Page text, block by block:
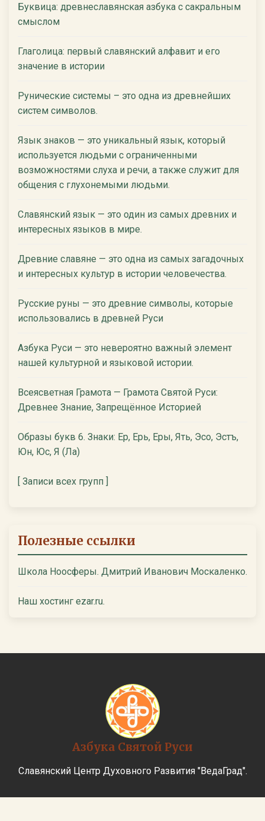
Буквица: древнеславянская азбука с сакральным
смыслом
Глаголица: первый славянский алфавит и его
значение в истории
Рунические системы – это одна из древнейших
систем символов.
Язык знаков — это уникальный язык, который
используется людьми с ограниченными
возможностями слуха и речи, а также служит для
общения с глухонемыми людьми.
Славянский язык — это один из самых древних и
интересных языков в мире.
Древние славяне — это одна из самых загадочных
и интересных культур в истории человечества.
Русские руны — это древние символы, которые
использовались в древней Руси
Азбука Руси — это невероятно важный элемент
нашей культурной и языковой истории.
Всеясветная Грамота — Грамота Святой Руси:
Древнее Знание, Запрещённое Историей
Образы букв 6. Знаки: Ер, Ерь, Еры, Ять, Эсо, Эстъ,
Юн, Юс, Я (Ла)
[ Записи всех групп ]
Полезные ссылки
Школа Ноосферы. Дмитрий Иванович Москаленко.
Наш хостинг ezar.ru.
Азбука Святой Руси
Славянский Центр Духовного Развития "ВедаГрад".